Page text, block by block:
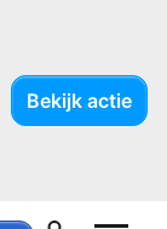
Bekijk actie